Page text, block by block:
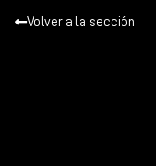
Volver a la sección